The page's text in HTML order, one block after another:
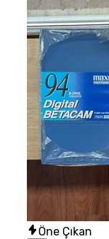
Öne Çıkan